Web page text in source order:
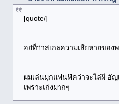
[quote/]
อย่ที่ว่าสเกลความเสียหายของ
ผมเล่นมุกแฟนฟิคว่าจะไล่ผี อัญ
เพราะเก่งมากๆ